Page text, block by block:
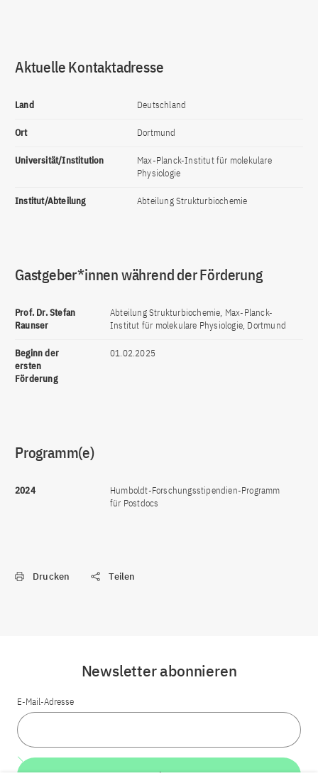
Aktuelle Kontaktadresse
Land Deutschland
Ort Dortmund
Universität/Institution
Max-Planck-Institut für molekulare
Physiologie
Institut/Abteilung Abteilung Strukturbiochemie
Gastgeber*innen während der Förderung
Prof. Dr. Stefan
Raunser
Abteilung Strukturbiochemie, Max-Planck-
Institut für molekulare Physiologie, Dortmund
Beginn der
ersten
Förderung
01.02.2025
Programm(e)
2024
Humboldt-Forschungsstipendien-Programm
für Postdocs
Drucken Teilen
Newsletter abonnieren
E-Mail-Adresse